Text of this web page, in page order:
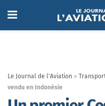
Le Journal de l'Aviation »
vendu en Indonésie